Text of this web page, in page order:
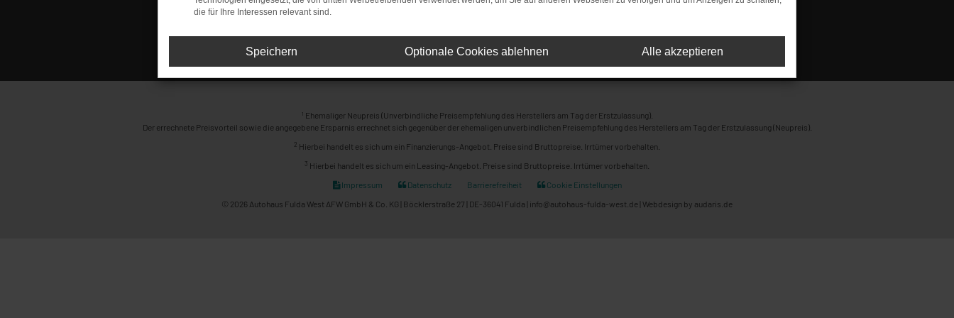
1 Ehemaliger Neupreis (Unverbindliche Preisempfehlung des Herstellers am Tag der Erstzulassung).
Der errechnete Preisvorteil sowie die angegebene Ersparnis errechnet sich gegenüber der ehemaligen unverbindlichen Preisempfehlung des Herstellers am Tag der Erstzulassung (Neupreis).
2 Hierbei handelt es sich um ein Finanzierungs-Angebot. Preise sind Bruttopreise. Irrtümer vorbehalten.
3 Hierbei handelt es sich um ein Leasing-Angebot. Preise sind Bruttopreise. Irrtümer vorbehalten.
Impressum
Datenschutz Barrierefreiheit
Cookie Einstellungen
© 2026 Autohaus Fulda West AFW GmbH & Co. KG | Böcklerstraße 27 | DE-36041 Fulda | info@autohaus-fulda-west.de | Webdesign by audaris.de
die für Ihre Interessen relevant sind.
Speichern Optionale Cookies ablehnen Alle akzeptieren